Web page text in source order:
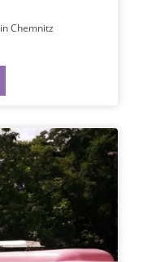
in Chemnitz